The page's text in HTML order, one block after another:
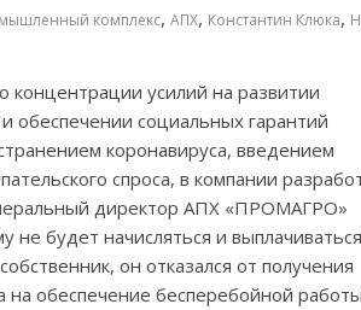
комплекс, АПХ, Константин Клюка,
усилий на развитии
обеспечении социальных гарантий
коронавируса, введением
спроса, в компании
директор АПХ «ПРОМАГРО»
не будет начисляться и выплачиваться
он отказался от получения
на обеспечение бесперебойной работы